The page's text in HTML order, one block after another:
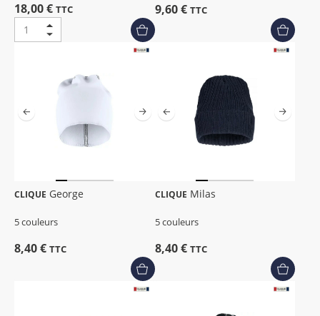
18,00 € TTC 9,60 € TTC
CLIQUE George
5 couleurs
8,40 € TTC
CLIQUE Milas
5 couleurs
8,40 € TTC